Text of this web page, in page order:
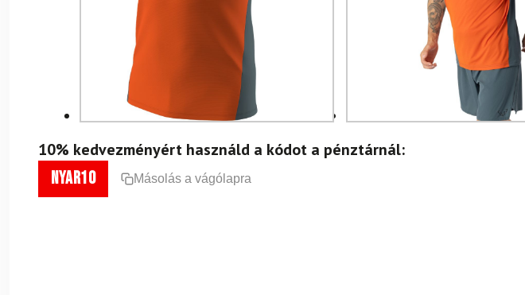
10% kedvezményért használd a kódot a pénztárnál:
nyar10 Másolás a vágólapra